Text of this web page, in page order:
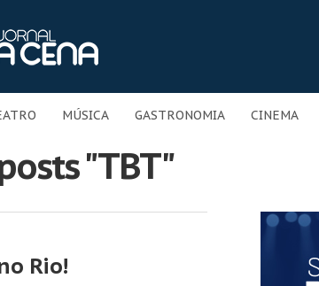
MÚSICA GASTRONOMIA CINEMA
"TBT"
Rio!